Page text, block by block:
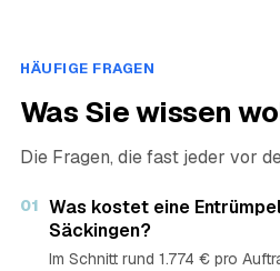
HÄUFIGE FRAGEN
Was Sie wissen
Die Fragen, die fast jeder vor
01 Was kostet eine
Säckingen?
Im Schnitt rund 1.774 € pro